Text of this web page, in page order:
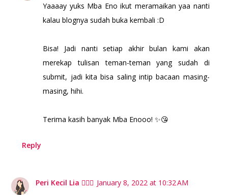
Yaaaay yuks Mba Eno ikut meramaikan yaa nanti
kalau blognya sudah buka kembali :D
Bisa! Jadi nanti setiap akhir bulan kami akan
merekap tulisan teman-teman yang sudah di
submit, jadi kita bisa saling intip bacaan masing-
masing, hihi.
Terima kasih banyak Mba Enooo! ✨😘
Reply
Peri Kecil Lia 🧚🏻‍♀️ January 8, 2022 at 10:32 AM